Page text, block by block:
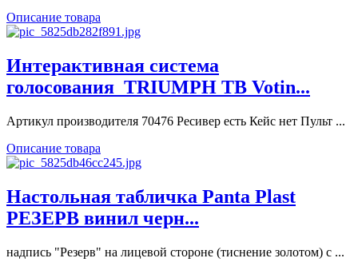
Описание товара
Интерактивная система
голосования_TRIUMPH TB Votin...
Артикул производителя 70476 Ресивер есть Кейс нет Пульт ...
Описание товара
Настольная табличка Panta Plast
РЕЗЕРВ винил черн...
надпись "Резерв" на лицевой стороне (тиснение золотом) с ...